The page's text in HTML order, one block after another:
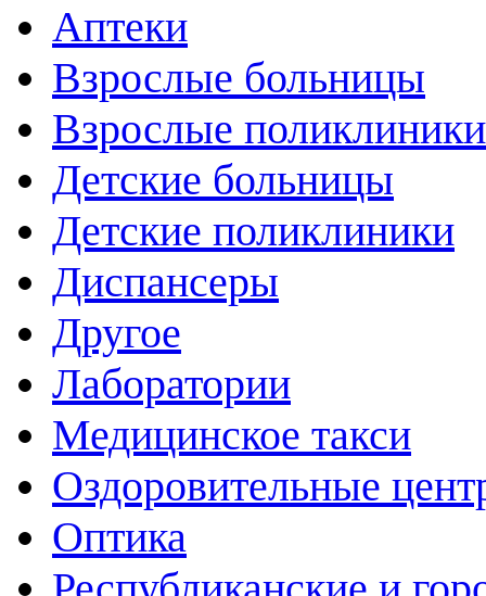
Аптеки
Взрослые больницы
Взрослые поликлиники
Детские больницы
Детские поликлиники
Диспансеры
Другое
Лаборатории
Медицинское такси
Оздоровительные
Оптика